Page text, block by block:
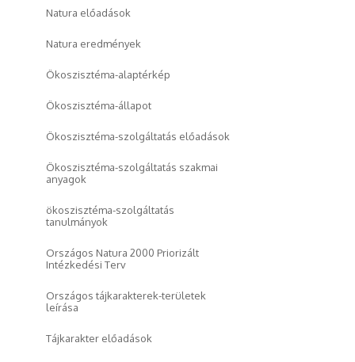
Natura előadások
Natura eredmények
Ökoszisztéma-alaptérkép
Ökoszisztéma-állapot
Ökoszisztéma-szolgáltatás előadások
Ökoszisztéma-szolgáltatás szakmai
anyagok
ökoszisztéma-szolgáltatás
tanulmányok
Országos Natura 2000 Priorizált
Intézkedési Terv
Országos tájkarakterek-területek
leírása
Tájkarakter előadások